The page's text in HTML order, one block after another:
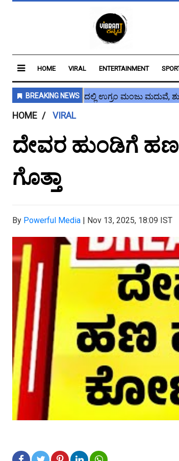
HOME VIRAL ENTERTAINMENT
HOME VIRAL
ದೇವರ ಹುಂಡಿಗೆ ಹಣ
ಗೊತ್ತಾ
By Powerful Media | Nov 13, 2025, 18:09 IST